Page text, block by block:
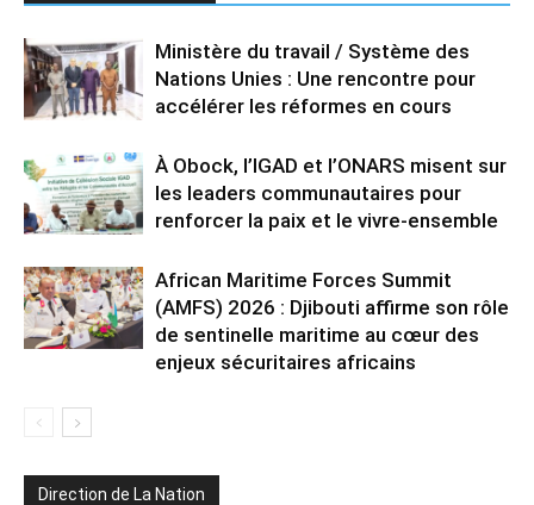
Ministère du travail / Système des
Nations Unies : Une rencontre pour
accélérer les réformes en cours
À Obock, l’IGAD et l’ONARS misent sur
les leaders communautaires pour
renforcer la paix et le vivre-ensemble
African Maritime Forces Summit
(AMFS) 2026 : Djibouti affirme son rôle
de sentinelle maritime au cœur des
enjeux sécuritaires africains
Direction de La Nation